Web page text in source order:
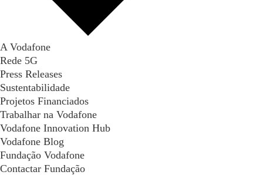
A Vodafone
Rede 5G
Press Releases
Sustentabilidade
Projetos Financiados
Trabalhar na Vodafone
Vodafone Innovation Hub
Vodafone Blog
Fundação Vodafone
Contactar Fundação